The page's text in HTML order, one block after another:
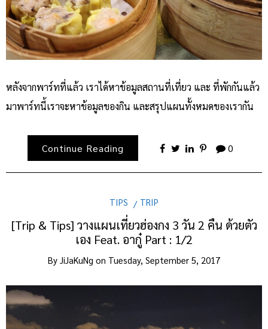
หลังจากพาร์ทที่แล้ว เราได้หาข้อมูลสถานที่เที่ยว และ ที่พักกันแล้ว
มาพาร์ทนี้เราจะหาข้อมูลของกิน และสรุปแผนทั้งหมดของเรากัน
Continue Reading 0
TIPS TRIP
[Trip & Tips] วางแผนเที่ยวฮ่องกง 3 วัน 2 คืน ด้วยตัว
เอง Feat. อากู๋ Part : 1/2
By JiJaKuNg on Tuesday, September 5, 2017